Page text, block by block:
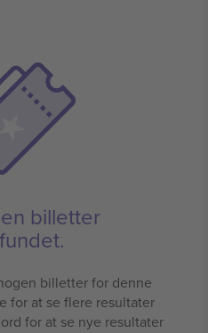
billetter
billetter for denne
for at se flere resultater
for at se nye resultater